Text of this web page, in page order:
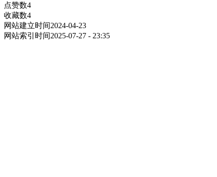
点赞数4
收藏数4
网站建立时间2024-04-23
网站索引时间2025-07-27 - 23:35